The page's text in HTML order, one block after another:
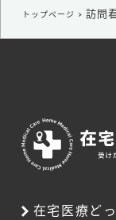
トップページ > 訪問
在宅医療ど